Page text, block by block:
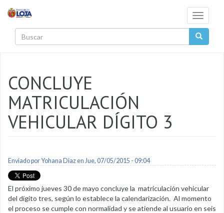
Toggle
CONCLUYE
MATRICULACIÓN
VEHICULAR DÍGITO 3
Enviado porYohana Diazen Jue, 07/05/2015 - 09:04
El próximo jueves 30 de mayo concluye la matriculación vehicular
del dígito tres, según lo establece la calendarización. Al momento
el proceso se cumple con normalidad y se atiende al usuario en seis